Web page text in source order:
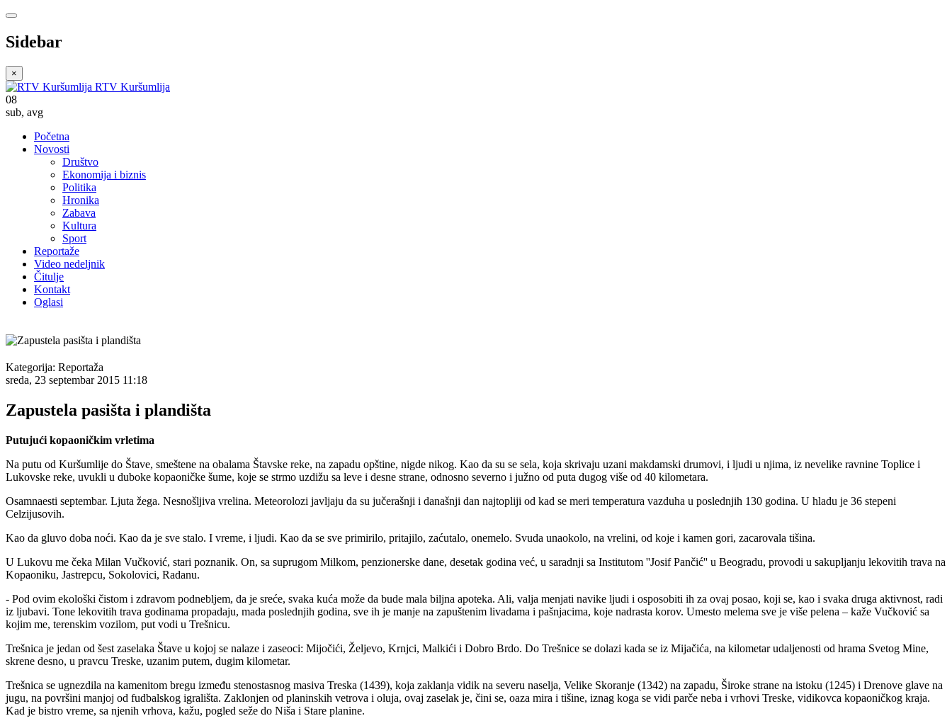
Sidebar
×
RTV Kuršumlija
08
sub, avg
Početna
Novosti
Društvo
Ekonomija i biznis
Politika
Hronika
Zabava
Kultura
Sport
Reportaže
Video nedeljnik
Čitulje
Kontakt
Oglasi
Kategorija: Reportaža
sreda, 23 septembar 2015 11:18
Zapustela pasišta i plandišta
Putujući kopaoničkim vrletima
Na putu od Kuršumlije do Štave, smeštene na obalama Štavske reke, na zapadu opštine, nigde nikog. Kao da su se sela, koja skrivaju uzani makdamski drumovi, i ljudi u njima, iz nevelike ravnine Toplice i
Lukovske reke, uvukli u duboke kopaoničke šume, koje se strmo uzdižu sa leve i desne strane, odnosno severno i južno od puta dugog više od 40 kilometara.
Osamnaesti septembar. Ljuta žega. Nesnošljiva vrelina. Meteorolozi javljaju da su jučerašnji i današnji dan najtopliji od kad se meri temperatura vazduha u poslednjih 130 godina. U hladu je 36 stepeni
Celzijusovih.
Kao da gluvo doba noći. Kao da je sve stalo. I vreme, i ljudi. Kao da se sve primirilo, pritajilo, zaćutalo, onemelo. Svuda unaokolo, na vrelini, od koje i kamen gori, zacarovala tišina.
U Lukovu me čeka Milan Vučković, stari poznanik. On, sa suprugom Milkom, penzionerske dane, desetak godina već, u saradnji sa Institutom ''Josif Pančić'' u Beogradu, provodi u sakupljanju lekovitih trava na
Kopaoniku, Jastrepcu, Sokolovici, Radanu.
- Pod ovim ekološki čistom i zdravom podnebljem, da je sreće, svaka kuća može da bude mala biljna apoteka. Ali, valja menjati navike ljudi i osposobiti ih za ovaj posao, koji se, kao i svaka druga aktivnost, radi
iz ljubavi. Tone lekovitih trava godinama propadaju, mada poslednjih godina, sve ih je manje na zapuštenim livadama i pašnjacima, koje nadrasta korov. Umesto melema sve je više pelena – kaže Vučković sa
kojim me, terenskim vozilom, put vodi u Trešnicu.
Trešnica je jedan od šest zaselaka Štave u kojoj se nalaze i zaseoci: Mijočići, Željevo, Krnjci, Malkići i Dobro Brdo. Do Trešnice se dolazi kada se iz Mijačića, na kilometar udaljenosti od hrama Svetog Mine,
skrene desno, u pravcu Treske, uzanim putem, dugim kilometar.
Trešnica se ugnezdila na kamenitom bregu između stenostasnog masiva Treska (1439), koja zaklanja vidik na severu naselja, Velike Skoranje (1342) na zapadu, Široke strane na istoku (1245) i Drenove glave na
jugu, na površini manjoj od fudbalskog igrališta. Zaklonjen od planinskih vetrova i oluja, ovaj zaselak je, čini se, oaza mira i tišine, iznag koga se vidi parče neba i vrhovi Treske, vidikovca kopaoničkog kraja.
Kad je bistro vreme, sa njenih vrhova, kažu, pogled seže do Niša i Stare planine.